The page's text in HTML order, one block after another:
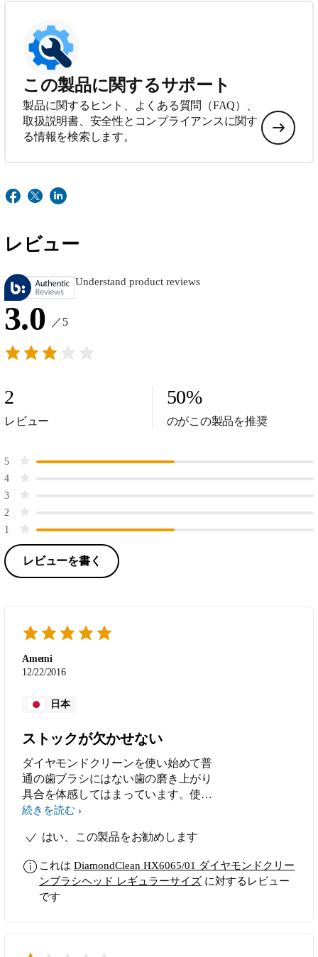
この製品に関するサポート
製品に関するヒント、よくある質問（FAQ）、
取扱説明書、安全性とコンプライアンスに関す
る情報を検索します。
レビュー
Understand product reviews
3.0 ／5
2
レビュー
50%
のがこの製品を推奨
5
4
3
2
1
レビューを書く
Amemi
12/22/2016
日本
ストックが欠かせない
ダイヤモンドクリーンを使い始めて普
通の歯ブラシにはない歯の磨き上がり
具合を体感してはまっています。使い
続けると歯の黄ばみがとれて白くなり
シを使用していた時に感じてた歯のざ
っぱり音波の力はすごいんだなっと実
感。そのため変えブラシも欠かせませ
ん。ブラシヘッドを交換するだけでい
す。
続きを読む
はい、この製品をお勧めします
これは DiamondClean HX6065/01 ダイヤモンドクリー
ンブラシヘッド レギュラーサイズ に対するレビュー
です